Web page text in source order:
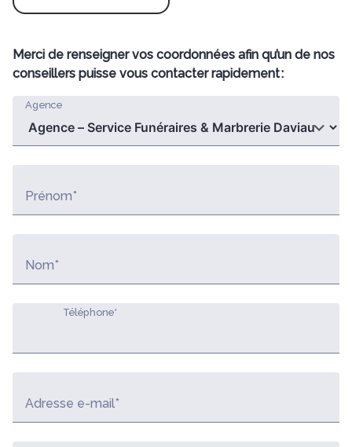
Merci de renseigner vos coordonnées afin qu’un de nos
conseillers puisse vous contacter rapidement :
Agence
Prénom*
Nom*
Téléphone*
Adresse e-mail*